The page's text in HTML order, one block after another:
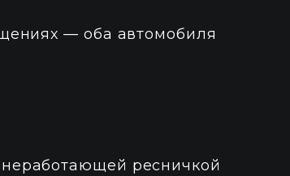
— оба автомобиля
ресничкой